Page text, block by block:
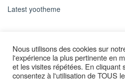
Latest yootheme
Nous utilisons des cookies sur
l'expérience la plus pertinente en
et les visites répétées. En cliquant
consentez à l'utilisation de TOUS